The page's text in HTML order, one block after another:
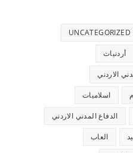
UNCATEGORIZED
أردنيات
الاردني
اسلاميات
الدفاع المدني الاردني
العاب